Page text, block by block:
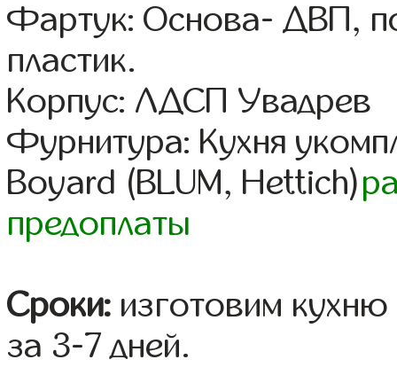
Фартук: Основа- ДВП,
пластик.
Корпус: ЛДСП Увадрев
Фурнитура: Кухня
Boyard (BLUM, Hettich)
предоплаты
Сроки: изготовим
за 3-7 дней.